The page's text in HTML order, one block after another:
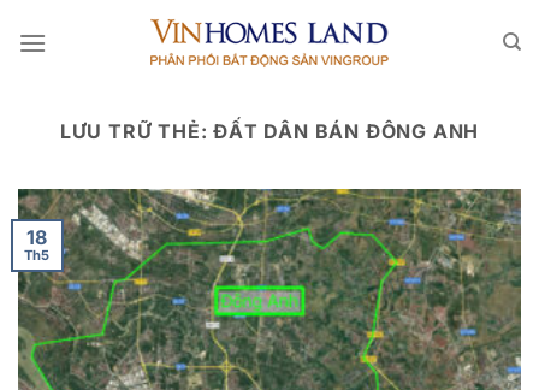
qua
LƯU TRỮ THẺ:ĐẤT DÂN BÁN ĐÔNG ANH
18
Th5